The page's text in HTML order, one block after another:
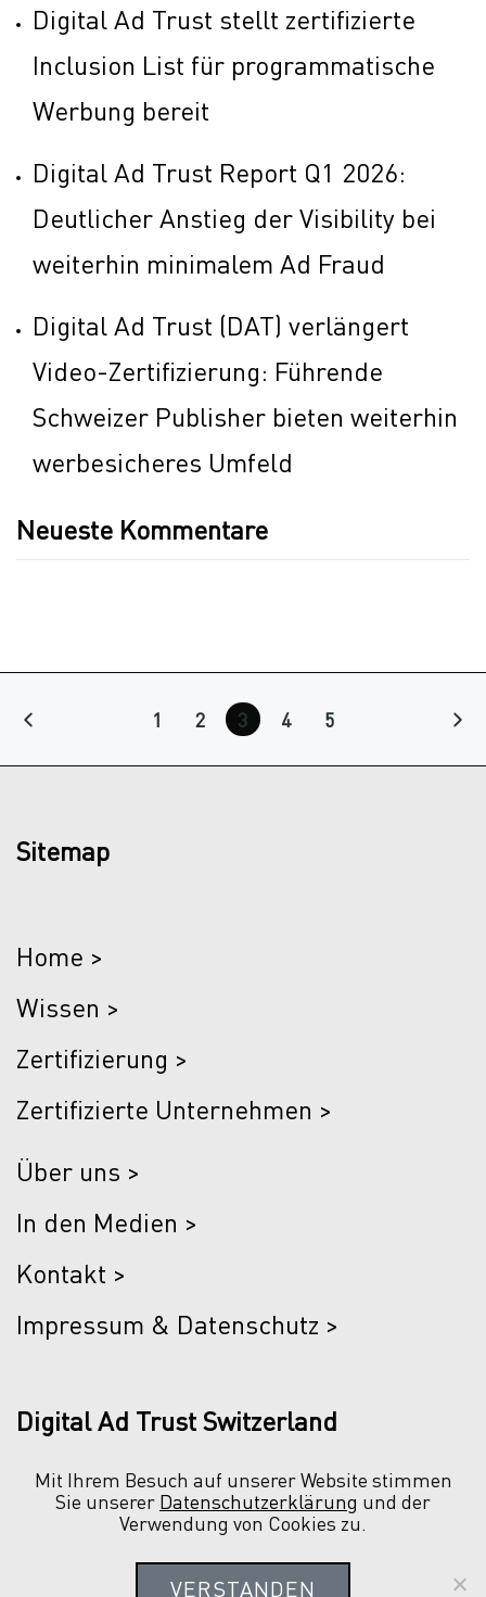
Digital Ad Trust stellt zertifizierte
Inclusion List für programmatische
Werbung bereit
Digital Ad Trust Report Q1 2026:
Deutlicher Anstieg der Visibility bei
weiterhin minimalem Ad Fraud
Digital Ad Trust (DAT) verlängert
Video-Zertifizierung: Führende
Schweizer Publisher bieten weiterhin
werbesicheres Umfeld
Neueste Kommentare
1 2 3 4 5
Sitemap
Home >
Wissen >
Zertifizierung >
Zertifizierte Unternehmen >
Über uns >
In den Medien >
Kontakt >
Impressum & Datenschutz >
Digital Ad Trust Switzerland
Löwenstrasse 55
Mit Ihrem Besuch auf unserer Website stimmen
Sie unserer Datenschutzerklärung und der
Verwendung von Cookies zu.
VERSTANDEN